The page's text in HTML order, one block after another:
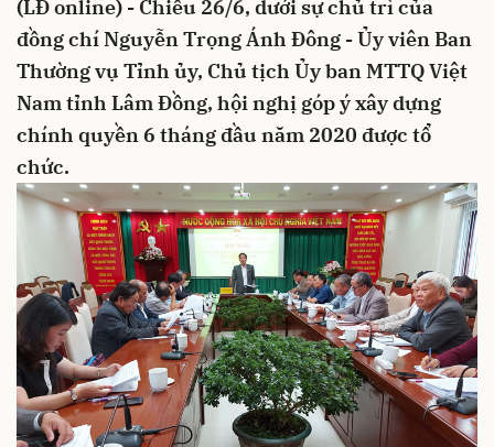
(LĐ online) - Chiều 26/6, dưới sự chủ trì của
đồng chí Nguyễn Trọng Ánh Đông - Ủy viên Ban
Thường vụ Tỉnh ủy, Chủ tịch Ủy ban MTTQ Việt
Nam tỉnh Lâm Đồng, hội nghị góp ý xây dựng
chính quyền 6 tháng đầu năm 2020 được tổ
chức.